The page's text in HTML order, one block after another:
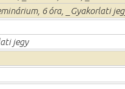
6 óra, _Gyakorlati
jegy